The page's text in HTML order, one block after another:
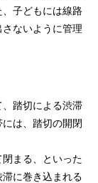
子どもには線路
ないように管理
踏切による渋滞
は、踏切の開閉
まる、といった
に巻き込まれる